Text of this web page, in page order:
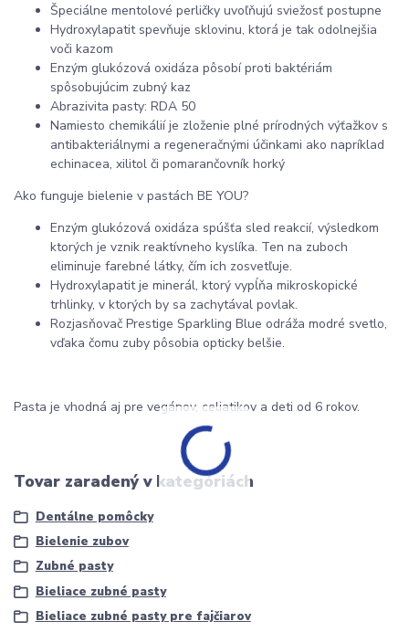
Špeciálne mentolové perličky uvoľňujú sviežosť postupne
Hydroxylapatit spevňuje sklovinu, ktorá je tak odolnejšia
voči kazom
Enzým glukózová oxidáza pôsobí proti baktériám
spôsobujúcim zubný kaz
Abrazivita pasty: RDA 50
Namiesto chemikálií je zloženie plné prírodných výťažkov s
antibakteriálnymi a regeneračnými účinkami ako napríklad
echinacea, xilitol či pomarančovník horký
Ako funguje bielenie v pastách BE YOU?
Enzým glukózová oxidáza spúšťa sled reakcií, výsledkom
ktorých je vznik reaktívneho kyslíka. Ten na zuboch
eliminuje farebné látky, čím ich zosvetľuje.
Hydroxylapatit je minerál, ktorý vypĺňa mikroskopické
trhlinky, v ktorých by sa zachytával povlak.
Rozjasňovač Prestige Sparkling Blue odráža modré svetlo,
vďaka čomu zuby pôsobia opticky belšie.
Pasta je vhodná aj pre vegánov, celiatikov a deti od 6 rokov.
Tovar zaradený v kategóriách
Dentálne pomôcky
Bielenie zubov
Zubné pasty
Bieliace zubné pasty
Bieliace zubné pasty pre fajčiarov